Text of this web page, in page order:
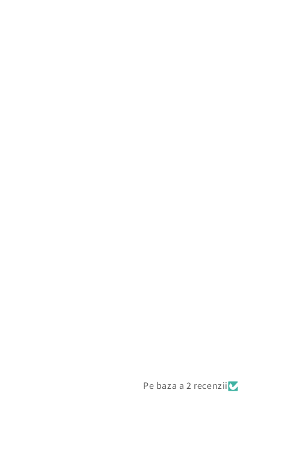
Pe baza a 2 recenzii